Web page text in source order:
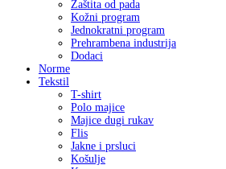
Zaštita od pada
Kožni program
Jednokratni program
Prehrambena industrija
Dodaci
Norme
Tekstil
T-shirt
Polo majice
Majice dugi rukav
Flis
Jakne i prsluci
Košulje